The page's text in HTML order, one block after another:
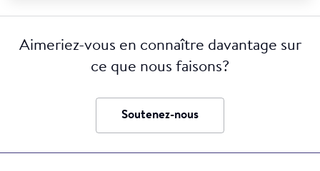
Aimeriez-vous en connaître davantage sur
ce que nous faisons?
Soutenez-nous